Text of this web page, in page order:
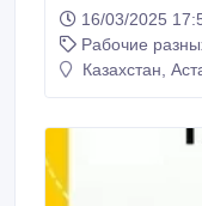
просто мечтаете
шанс! - Доход 1000–2000 $ уже к третьему месяцу! -
Более 400
16/03/2025
Рабочие
Казахстан,